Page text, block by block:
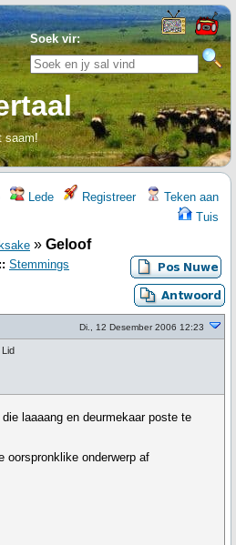
Soek vir:
saam!
Lede Registreer
Teken aan
Tuis
» Geloof
:: Stemmings
Di., 12 Desember 2006 12:23
Lid
laaaang en deurmekaar poste te
oorspronklike onderwerp af